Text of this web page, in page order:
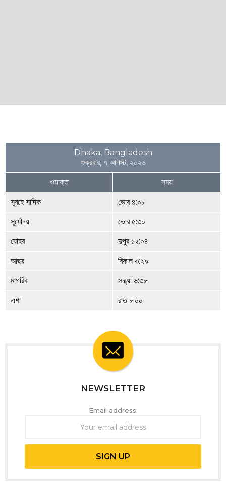
Dhaka, Bangladesh
শুক্রবার, ৭ আগস্ট, ২০২৬
ওয়াক্ত সময়
সুবহে সাদিক ভোর ৪:০৮
সূর্যোদয় ভোর ৫:৩০
যোহর দুপুর ১২:০৪
আছর বিকাল ৩:২৯
মাগরিব সন্ধ্যা ৬:৩৮
এশা রাত ৮:০০
NEWSLETTER
Email address: